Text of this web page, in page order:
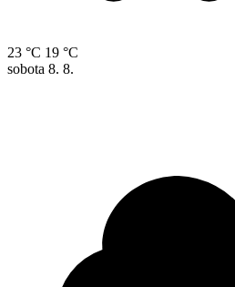
23 °C 19 °C
sobota 8. 8.